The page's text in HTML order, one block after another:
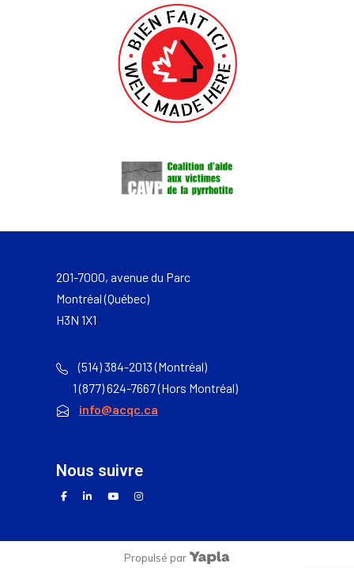
201-7000, avenue du Parc
Montréal (Québec)
H3N 1X1
(514) 384-2013 (Montréal)
1 (877) 624-7667 (Hors Montréal)
info@acqc.ca
nous suivre
facebooklinkedinyoutubeinstagram
Propulsé par